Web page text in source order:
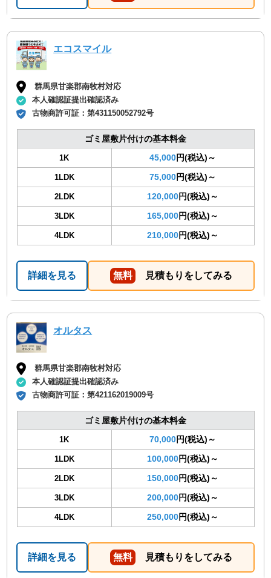
エコスマイル
群馬県甘楽郡南牧村対応
本人確認証提出確認済み
古物商許可証：第431150052792号
ゴミ屋敷片付けの基本料金
1K 45,000円(税込)～
1LDK 75,000円(税込)～
2LDK 120,000円(税込)～
3LDK 165,000円(税込)～
4LDK 210,000円(税込)～
詳細を見る 無料 見積もりをしてみる
オルタス
群馬県甘楽郡南牧村対応
本人確認証提出確認済み
古物商許可証：第421162019009号
ゴミ屋敷片付けの基本料金
1K 70,000円(税込)～
1LDK 100,000円(税込)～
2LDK 150,000円(税込)～
3LDK 200,000円(税込)～
4LDK 250,000円(税込)～
詳細を見る 無料 見積もりをしてみる